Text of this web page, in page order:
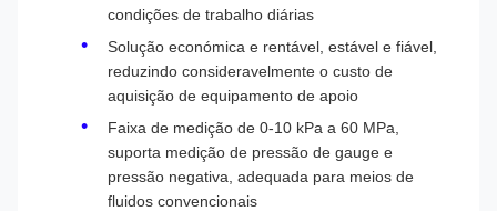
condições de trabalho diárias
Solução económica e rentável, estável e fiável,
reduzindo consideravelmente o custo de
aquisição de equipamento de apoio
Faixa de medição de 0-10 kPa a 60 MPa,
suporta medição de pressão de gauge e
pressão negativa, adequada para meios de
fluidos convencionais